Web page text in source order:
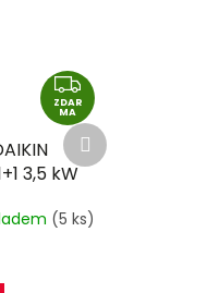
Z
D
A
R
A
ZDAR
MA
3,5 kW
(5 ks)
Další
produkt